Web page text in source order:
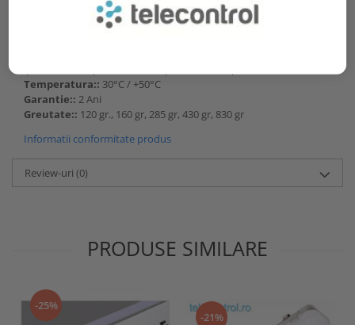
550x370x225 mm, 470x370x285 mm, 370x320x360 mm
Dimensiuni pachet::95x135x35 mm, 135x160x35 mm,
Temperatura:: 30°C / +50°C
Garantie:: 2 Ani
Greutate:: 120 gr., 160 gr, 285 gr, 430 gr, 830 gr
Informatii conformitate produs
Review-uri (0)
PRODUSE SIMILARE
-25%
-21%